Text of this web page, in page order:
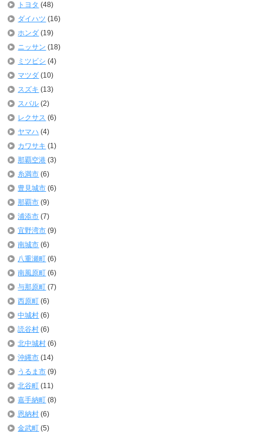
トヨタ (48)
ダイハツ (16)
ホンダ (19)
ニッサン (18)
ミツビシ (4)
マツダ (10)
スズキ (13)
スバル (2)
レクサス (6)
ヤマハ (4)
カワサキ (1)
那覇空港 (3)
糸満市 (6)
豊見城市 (6)
那覇市 (9)
浦添市 (7)
宜野湾市 (9)
南城市 (6)
八重瀬町 (6)
南風原町 (6)
与那原町 (7)
西原町 (6)
中城村 (6)
読谷村 (6)
北中城村 (6)
沖縄市 (14)
うるま市 (9)
北谷町 (11)
嘉手納町 (8)
恩納村 (6)
金武町 (5)